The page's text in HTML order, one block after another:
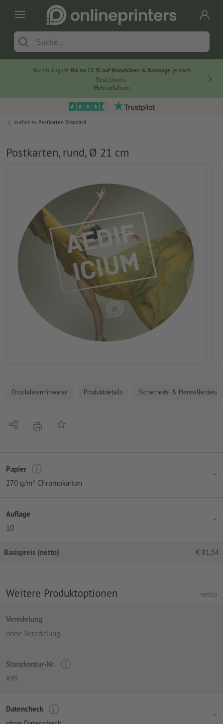
Nur im August: Bis zu 12 % auf Broschüren & Kataloge, je nach
Bestellwert.
Mehr erfahren
zurück zu Postkarten Standard
Postkarten, rund, Ø 21 cm
Druckdatenhinweise Produktdetails Sicherheits- &
Teilen DruckenAuf die Merkliste
Papier
270 g/m² Chromokarton
Auflage
10
Basispreis (netto) € 81,54
Weitere Produktoptionen netto
Veredelung
ohne Veredelung
Stanzkontur-Nr.
#99
Datencheck